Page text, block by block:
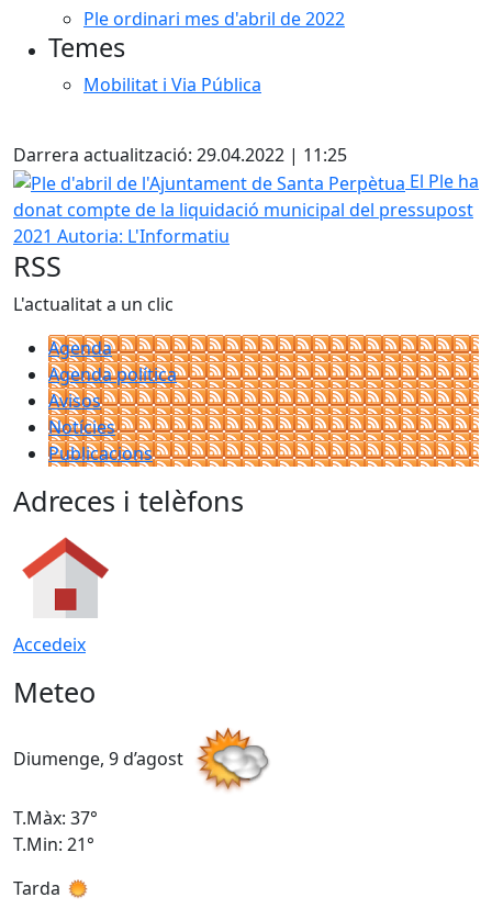
Ple ordinari mes d'abril de 2022
Temes
Mobilitat i Via Pública
Darrera actualització: 29.04.2022 | 11:25
Ple d'abril de l'Ajuntament de Santa Perpètua
El Ple ha
donat compte de la liquidació municipal del pressupost
2021 Autoria: L'Informatiu
RSS
L'actualitat a un clic
Agenda
Agenda política
Avisos
Notícies
Publicacions
Adreces i telèfons
Accedeix
Meteo
Diumenge, 9 d’agost
T.Màx: 37°
T.Min: 21°
Tarda